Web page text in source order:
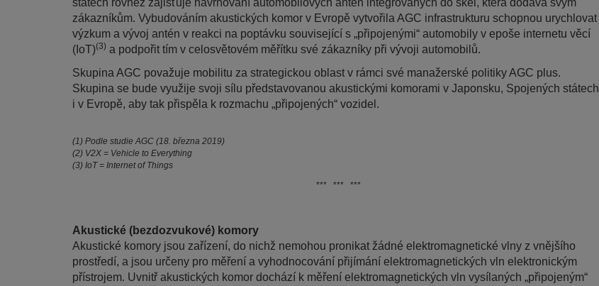
státech rovněž zajišťuje navrhování automobilových antén integrovaných do skel, která dodává svým
zákazníkům. Vybudováním akustických komor v Evropě vytvořila AGC infrastrukturu schopnou urychlovat
výzkum a vývoj antén v reakci na poptávku související s „připojenými“ automobily v epoše internetu věcí
(IoT)(3) a podpořit tím v celosvětovém měřítku své zákazníky při vývoji automobilů.
Skupina AGC považuje mobilitu za strategickou oblast v rámci své manažerské politiky AGC plus.
Skupina se bude využije svoji sílu představovanou akustickými komorami v Japonsku, Spojených státech
i v Evropě, aby tak přispěla k rozmachu „připojených“ vozidel.
(1) Podle studie AGC (18. března 2019)
(2) V2X = Vehicle to Everything
(3) IoT = Internet of Things
*** *** ***
Akustické (bezdozvukové) komory
Akustické komory jsou zařízení, do nichž nemohou pronikat žádné elektromagnetické vlny z vnějšího
prostředí, a jsou určeny pro měření a vyhodnocování přijímání elektromagnetických vln elektronickým
přístrojem. Uvnitř akustických komor dochází k měření elektromagnetických vln vysílaných „připojeným“